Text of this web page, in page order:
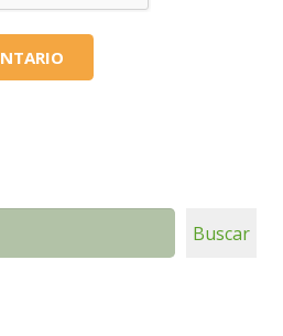
Buscar